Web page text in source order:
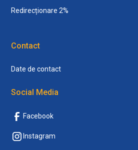
Redirecționare 2%
Contact
Date de contact
Social Media
Facebook
Instagram